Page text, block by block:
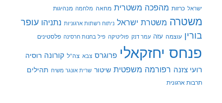
ישראל כרזות מהפכה משטרית מחאה מלחמה מנהיגות
משטרה משטרת ישראל ניתוח רשתות ארגוניות נתניהו עופר
בורין עוצמה עזה עמר דנק פוליטיקה פיל בחנות חרסינה פלסטינים
פנחס יחזקאלי פרוגרס צבא צה"ל קורונה רוסיה
רועי צזנה רפורמה משפטית שיטור שרית אונגר משיח תהילים
תרבות ארגונית